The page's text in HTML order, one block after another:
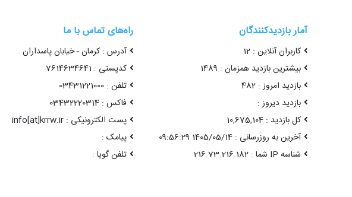
آمار بازدیدکنندگان
کاربران آنلاین : 12
بیشترین بازدید همزمان : 1489
بازدید امروز : 482
بازدید دیروز :
کل بازدید : 10,675,104
آخرین به روزرسانی : 1405/05/14 09:56:29
شناسه IP شما : 216.73.216.182
راه‌های تماس با ما
آدرس : کرمان - خیابان پاسداران
کدپستی : 7614634641
تلفن : 03431221000
فاکس : 03432220314
پست الکترونیکی : info[at]krrw.ir
پیامک :
تلفن گویا :